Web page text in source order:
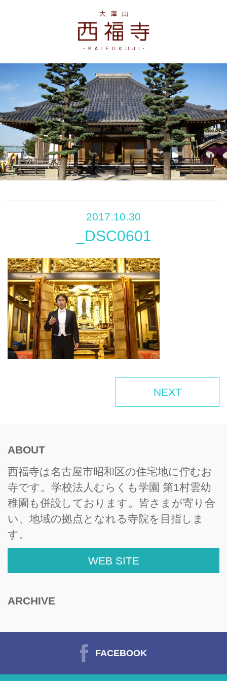
2017.10.30
_DSC0601
NEXT
ABOUT
西福寺は名古屋市昭和区の住宅地に佇むお
寺です。学校法人むらくも学園 第1村雲幼
稚園も併設しております。皆さまが寄り合
い、地域の拠点となれる寺院を目指しま
す。
WEB SITE
ARCHIVE
FACEBOOK